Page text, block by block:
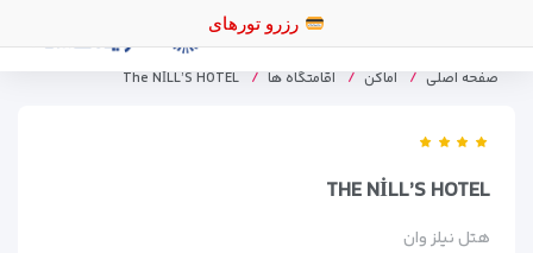
رزرو
صفحه اصلی اماکن اقامتگاه ها The NİLL’S HOTEL
THE NİLL’S HOTEL
هتل نیلز وان